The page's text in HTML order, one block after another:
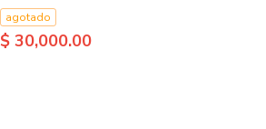
agotado
$ 30,000.00